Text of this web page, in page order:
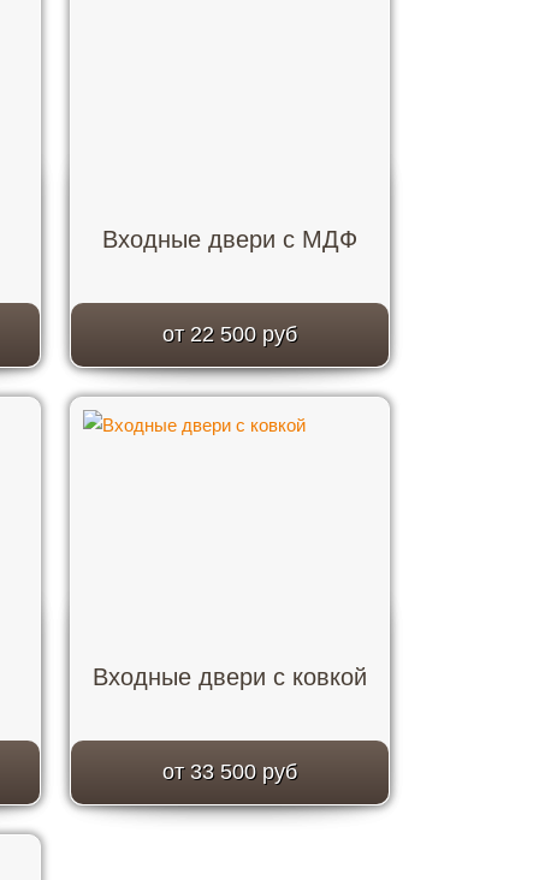
Входные двери с МДФ
от 22 500 руб
Входные двери с ковкой
от 33 500 руб